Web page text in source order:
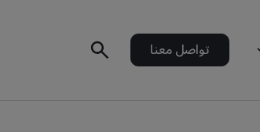
تواصل معنا